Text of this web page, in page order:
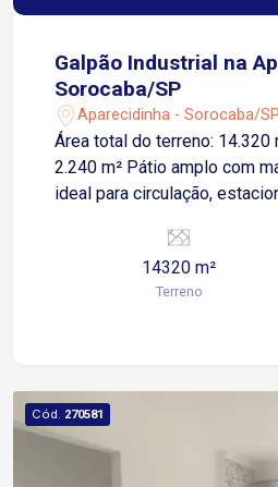
Galpão Industrial na
Sorocaba/SP
Aparecidinha - Sorocaba/SP
Área total do terreno: 14.320
2.240 m² Pátio amplo com mais de 12.000 m²,
ideal para circulação,
favorecendo operações
armazenagem vertical Vão
aproximadamente 30 metros
reunião para gestão e
Refeitório para
Vestiários masculino e feminino
totalmente fechado, com
14320 m²
Terreno
Cód. 270581